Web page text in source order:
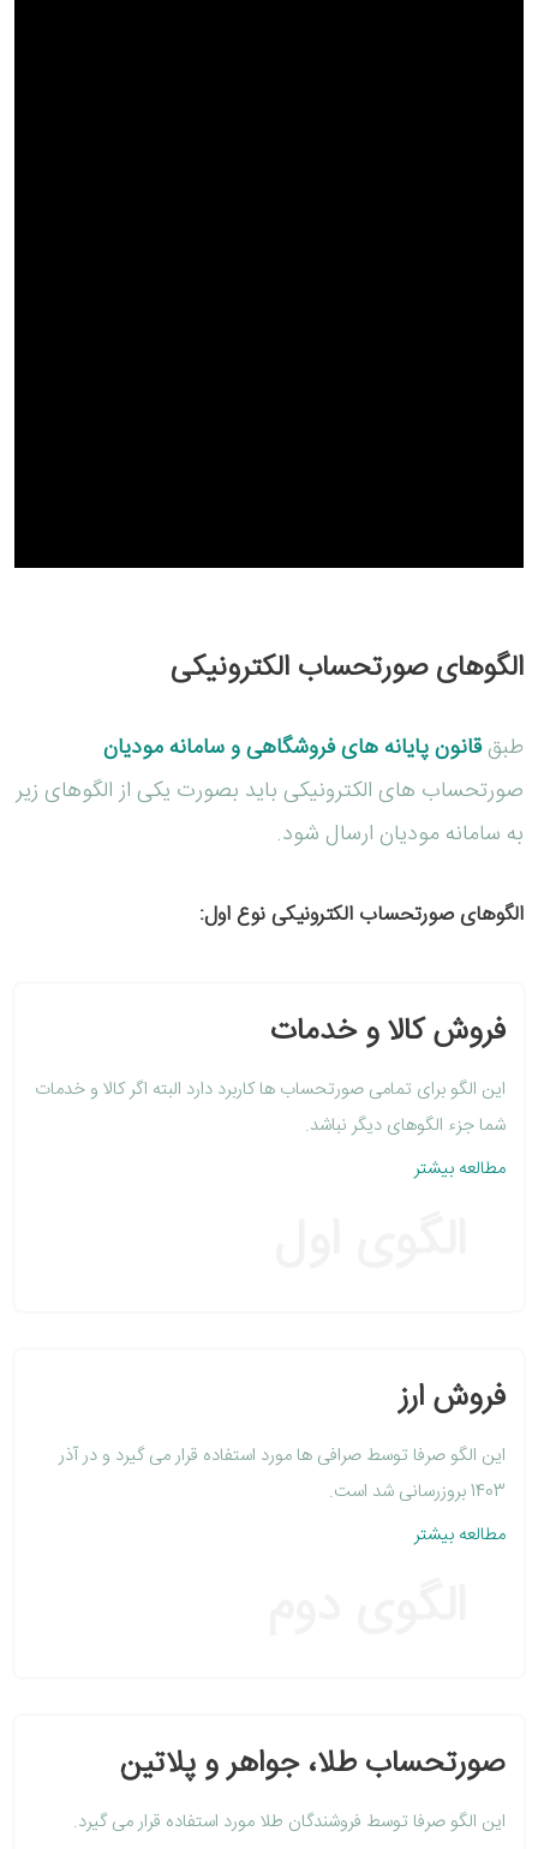
الگوهای صورتحساب الکترونیکی
طبققانون پایانه های فروشگاهی و سامانه مودیان
صورتحساب های الکترونیکی باید بصورت یکی از الگوهای زیر
به سامانه مودیان ارسال شود.
الگوهای صورتحساب الکترونیکی نوع اول:
فروش کالا و خدمات
این الگو برای تمامی صورتحساب ها کاربرد دارد البته اگر کالا و خدمات
شما جزء الگوهای دیگر نباشد.
مطالعه بیشتر
فروش ارز
این الگو صرفا توسط صرافی ها مورد استفاده قرار می گیرد و در آذر
1403 بروزرسانی شد است.
مطالعه بیشتر
صورتحساب طلا، جواهر و پلاتین
این الگو صرفا توسط فروشندگان طلا مورد استفاده قرار می گیرد.